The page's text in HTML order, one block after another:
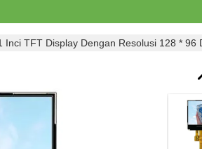
Inci TFT Display Dengan Resolusi 128 *